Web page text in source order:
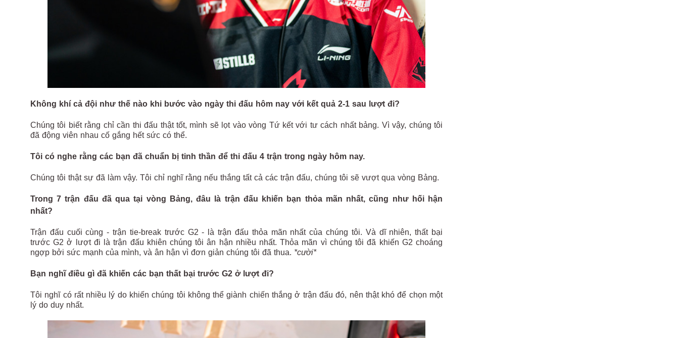
Không khí cả đội như thế nào khi bước vào ngày thi đấu hôm nay với kết quả 2-1 sau lượt đi?
Chúng tôi biết rằng chỉ cần thi đấu thật tốt, mình sẽ lọt vào vòng Tứ kết với tư cách nhất bảng. Vì vậy, chúng tôi
đã động viên nhau cố gắng hết sức có thể.
Tôi có nghe rằng các bạn đã chuẩn bị tinh thần để thi đấu 4 trận trong ngày hôm nay.
Chúng tôi thật sự đã làm vậy. Tôi chỉ nghĩ rằng nếu thắng tất cả các trận đấu, chúng tôi sẽ vượt qua vòng Bảng.
Trong 7 trận đấu đã qua tại vòng Bảng, đâu là trận đấu khiến bạn thỏa mãn nhất, cũng như hối hận
nhất?
Trận đấu cuối cùng - trận tie-break trước G2 - là trận đấu thỏa mãn nhất của chúng tôi. Và dĩ nhiên, thất bại
trước G2 ở lượt đi là trận đấu khiên chúng tôi ân hận nhiều nhất. Thỏa mãn vì chúng tôi đã khiến G2 choáng
ngợp bởi sức mạnh của mình, và ân hận vì đơn giản chúng tôi đã thua. *cười*
Bạn nghĩ điều gì đã khiến các bạn thất bại trước G2 ở lượt đi?
Tôi nghĩ có rất nhiều lý do khiến chúng tôi không thể giành chiến thắng ở trận đấu đó, nên thật khó để chọn một
lý do duy nhất.